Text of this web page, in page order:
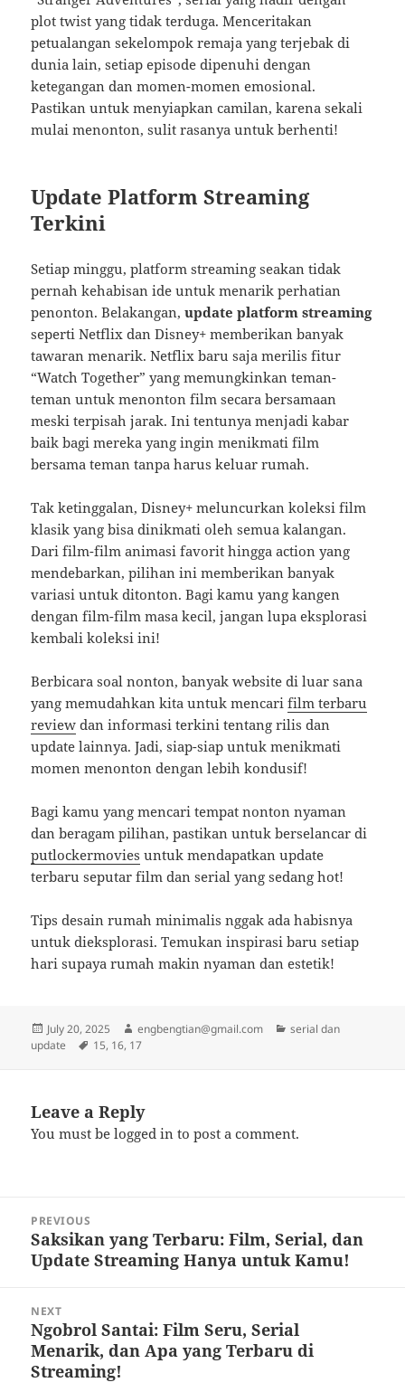
plot twist yang tidak terduga. Menceritakan
petualangan sekelompok remaja yang terjebak di
dunia lain, setiap episode dipenuhi dengan
ketegangan dan momen-momen emosional.
Pastikan untuk menyiapkan camilan, karena sekali
mulai menonton, sulit rasanya untuk berhenti!
Update Platform Streaming
Terkini
Setiap minggu, platform streaming seakan tidak
pernah kehabisan ide untuk menarik perhatian
penonton. Belakangan,update platform streaming
seperti Netflix dan Disney+ memberikan banyak
tawaran menarik. Netflix baru saja merilis fitur
“Watch Together” yang memungkinkan teman-
teman untuk menonton film secara bersamaan
meski terpisah jarak. Ini tentunya menjadi kabar
baik bagi mereka yang ingin menikmati film
bersama teman tanpa harus keluar rumah.
Tak ketinggalan, Disney+ meluncurkan koleksi film
klasik yang bisa dinikmati oleh semua kalangan.
Dari film-film animasi favorit hingga action yang
mendebarkan, pilihan ini memberikan banyak
variasi untuk ditonton. Bagi kamu yang kangen
dengan film-film masa kecil, jangan lupa eksplorasi
kembali koleksi ini!
Berbicara soal nonton, banyak website di luar sana
yang memudahkan kita untuk mencarifilm terbaru
review dan informasi terkini tentang rilis dan
update lainnya. Jadi, siap-siap untuk menikmati
momen menonton dengan lebih kondusif!
Bagi kamu yang mencari tempat nonton nyaman
dan beragam pilihan, pastikan untuk berselancar di
putlockermovies untuk mendapatkan update
terbaru seputar film dan serial yang sedang hot!
Tips desain rumah minimalis nggak ada habisnya
untuk dieksplorasi. Temukan inspirasi baru setiap
hari supaya rumah makin nyaman dan estetik!
Posted
on
July 20, 2025 Author
engbengtian@gmail.com Categories
serial dan
update
Tags
15, 16, 17
Leave a Reply
You must belogged in to post a comment.
navigation
PREVIOUS
Previous
post:
Saksikan yang Terbaru: Film, Serial, dan
Update Streaming Hanya untuk Kamu!
NEXT
Next
post:
Ngobrol Santai: Film Seru, Serial
Menarik, dan Apa yang Terbaru di
Streaming!